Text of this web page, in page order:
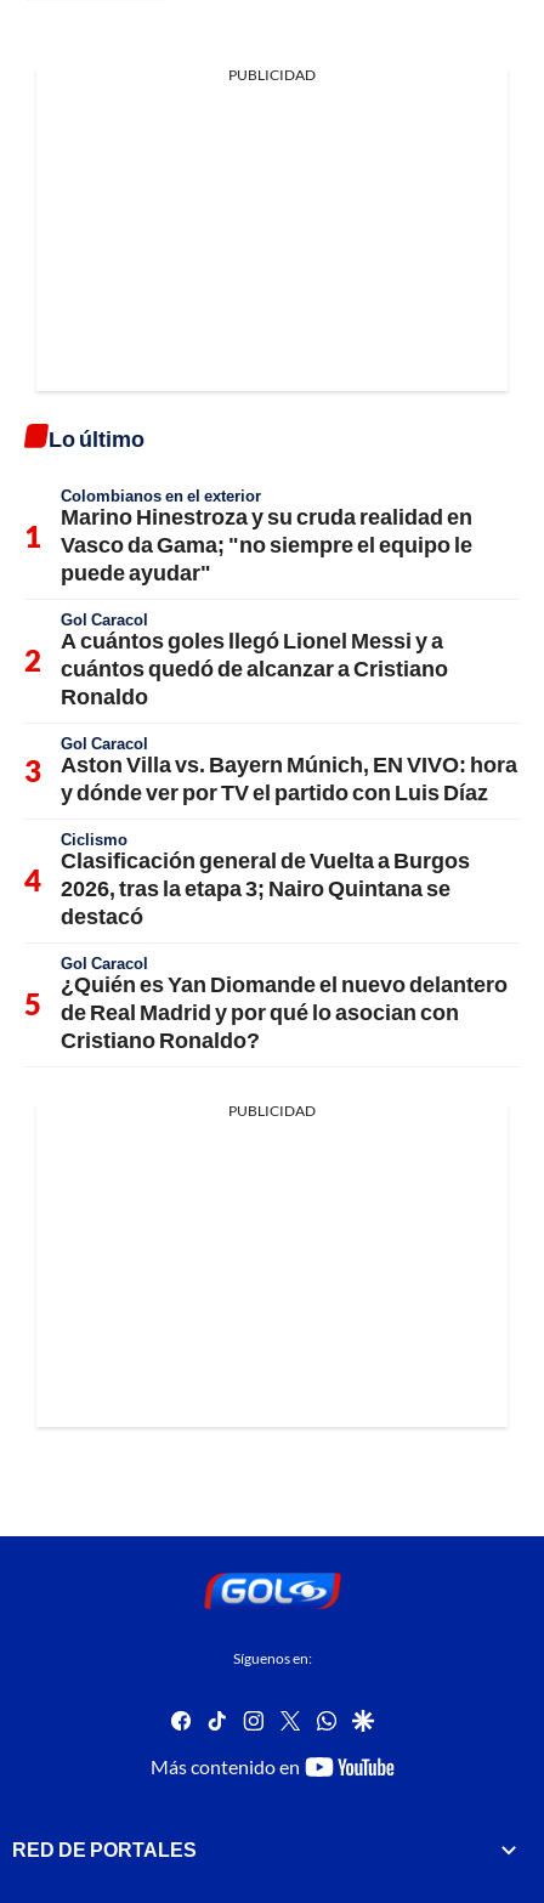
PUBLICIDAD
Lo último
Colombianos en el exterior
Marino Hinestroza y su cruda realidad en
Vasco da Gama; "no siempre el equipo le
puede ayudar"
Gol Caracol
A cuántos goles llegó Lionel Messi y a
cuántos quedó de alcanzar a Cristiano
Ronaldo
Gol Caracol
Aston Villa vs. Bayern Múnich, EN VIVO: hora
y dónde ver por TV el partido con Luis Díaz
Ciclismo
Clasificación general de Vuelta a Burgos
2026, tras la etapa 3; Nairo Quintana se
destacó
Gol Caracol
¿Quién es Yan Diomande el nuevo delantero
de Real Madrid y por qué lo asocian con
Cristiano Ronaldo?
PUBLICIDAD
Síguenos en:
facebook
tiktok instagram
twitterwhatsapp
google
Más contenido en
youtube-
RED DE PORTALES